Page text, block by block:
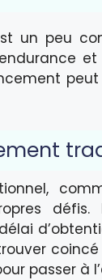
un peu
défis.
passer à